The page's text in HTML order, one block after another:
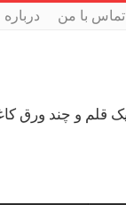
تماس با من